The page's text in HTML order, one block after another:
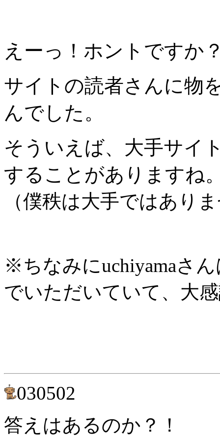
えーっ！ホントですか
サイトの読者さんに物
んでした。
そういえば、大手サイ
することがありますね
（僕秩は大手ではあり
※ちなみにuchiyamaさ
でいただいていて、大
030502
答えはあるのか？！